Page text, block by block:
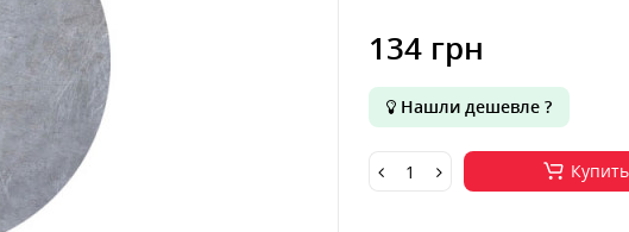
134 грн
Нашли дешевле ?
Купить